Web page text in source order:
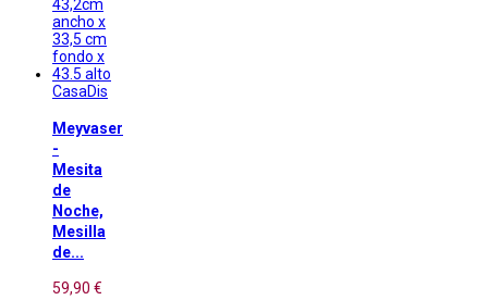
CasaDis
Meyvaser
-
Mesita
de
Noche,
Mesilla
de...
59,90 €